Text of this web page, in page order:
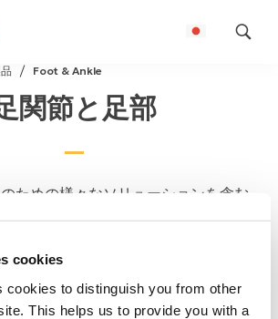
cookies
cookies to distinguish you from other
This helps us to provide you with a
Foot & Ankle
関節と足部
ための様々なソリューションを含む
ンクルブレース、アンクルあぶみ、コ
ーブ、ウォーカーブーツ、ポストオ
る。